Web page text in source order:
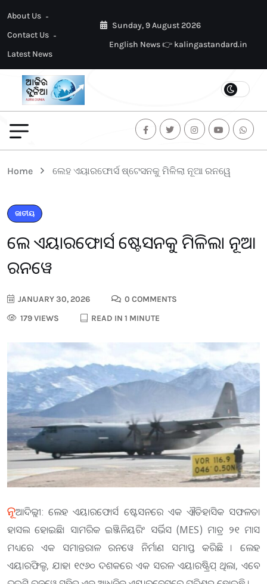
About Us
Contact Us
Latest News
Sunday, 9 August 2026
English News 👉 kalingastandard.in
Home ଲେହ ଏୟାରଫୋର୍ସ ଷ୍ଟେସନକୁ ମିଳିଲା ନୂଆ ରନୱେ
ଜାତୀୟ
ଲେହ ଏୟାରଫୋର୍ସ ଷ୍ଟେସନକୁ ମିଳିଲା ନୂଆ
ରନୱେ
JANUARY 30, 2026
0 COMMENTS
179 VIEWS
READ IN 1 MINUTE
ନୂଆଦିଲ୍ଲୀ: ଲେହ ଏୟାରଫୋର୍ସ ଷ୍ଟେସନରେ ଏକ ଐତିହାସିକ ସଫଳତା
ହାସଲ ହୋଇଛି। ସାମରିକ ଇଞ୍ଜିନିୟରିଂ ସର୍ଭିସ (MES) ମାତ୍ର ୨୧ ମାସ
ମଧ୍ୟରେ ଏକ ସମାନ୍ତରାଳ ରନୱେ ନିର୍ମାଣ ସମାପ୍ତ କରିଛି । ଲେହ
ଏୟାରଫିଲ୍ଡ, ଯାହା ୧୯୬୦ ଦଶକରେ ଏକ ସରଳ ଏୟାରଷ୍ଟ୍ରିପ୍ ଥିଲା, ଏବେ